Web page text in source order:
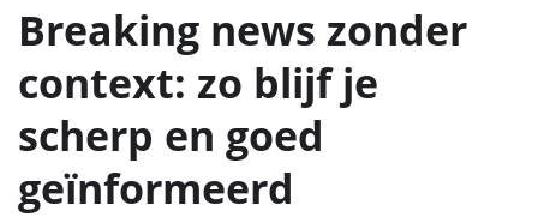
Breaking news zonder
context: zo blijf je
scherp en goed
geïnformeerd